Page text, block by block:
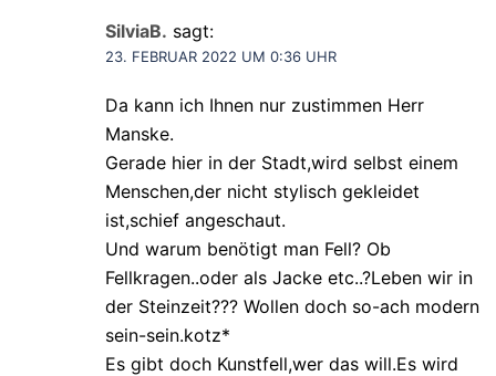
SilviaB. sagt:
23. FEBRUAR 2022 UM 0:36 UHR
Da kann ich Ihnen nur zustimmen Herr
Manske.
Gerade hier in der Stadt,wird selbst einem
Menschen,der nicht stylisch gekleidet
ist,schief angeschaut.
Und warum benötigt man Fell? Ob
Fellkragen..oder als Jacke etc..?Leben wir in
der Steinzeit??? Wollen doch so-ach modern
sein-sein.kotz*
Es gibt doch Kunstfell,wer das will.Es wird